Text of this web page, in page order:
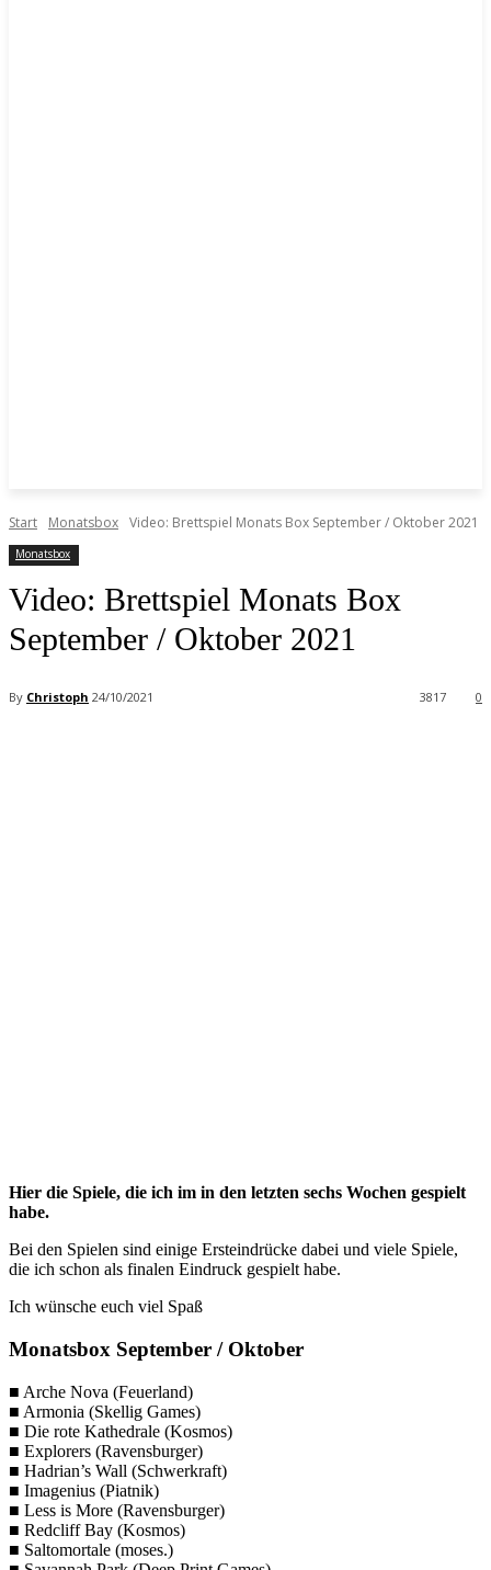
Start Monatsbox Video: Brettspiel Monats Box September / Oktober 2021
Monatsbox
Video: Brettspiel Monats Box
September / Oktober 2021
By Christoph 24/10/2021 0
3817
Hier die Spiele, die ich im in den letzten sechs Wochen gespielt
habe.
Bei den Spielen sind einige Ersteindrücke dabei und viele Spiele,
die ich schon als finalen Eindruck gespielt habe.
Ich wünsche euch viel Spaß
Monatsbox September / Oktober
■ Arche Nova (Feuerland)
■ Armonia (Skellig Games)
■ Die rote Kathedrale (Kosmos)
■ Explorers (Ravensburger)
■ Hadrian’s Wall (Schwerkraft)
■ Imagenius (Piatnik)
■ Less is More (Ravensburger)
■ Redcliff Bay (Kosmos)
■ Saltomortale (moses.)